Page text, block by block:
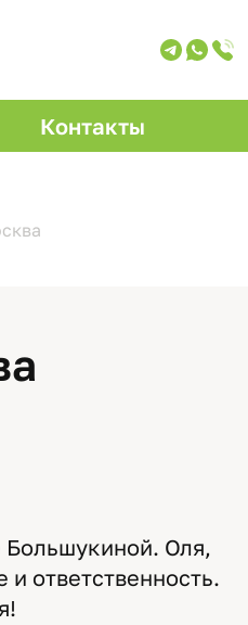
Контакты
Оля,
ответственность.